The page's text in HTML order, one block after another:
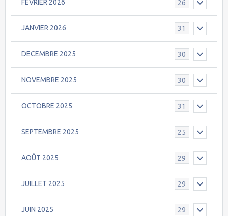
FEVRIER 2026 26
JANVIER 2026 31
DECEMBRE 2025 30
NOVEMBRE 2025 30
OCTOBRE 2025 31
SEPTEMBRE 2025 25
AOÛT 2025 29
JUILLET 2025 29
JUIN 2025 29